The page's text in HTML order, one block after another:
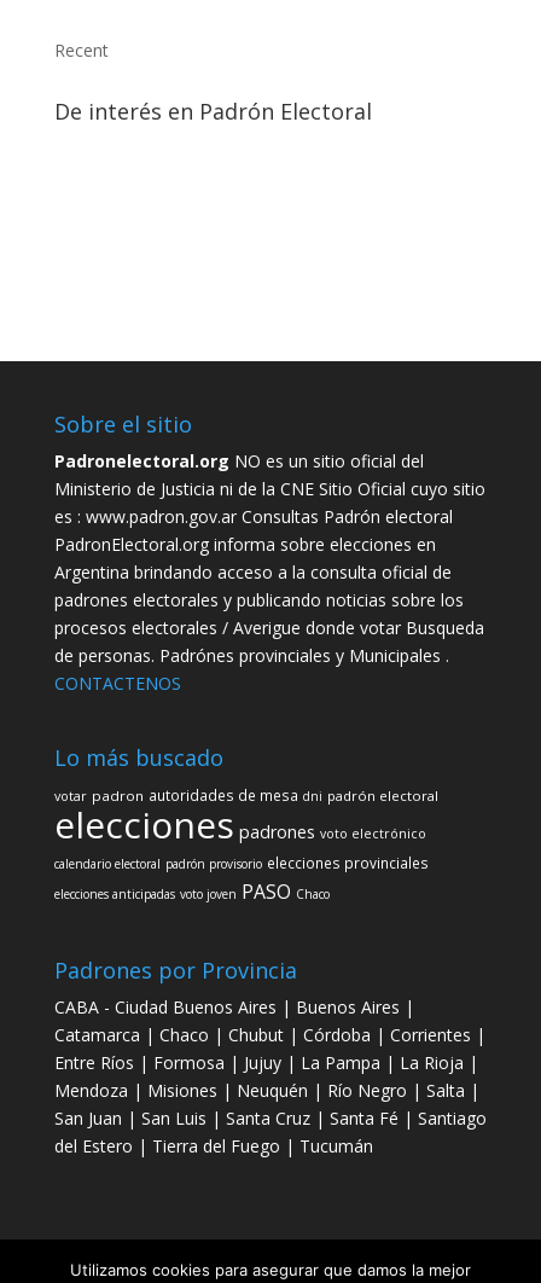
Recent
De interés en Padrón Electoral
Sobre el sitio
Padronelectoral.org NO es un sitio oficial del
Ministerio de Justicia ni de la CNE Sitio Oficial cuyo sitio
es : www.padron.gov.arConsultas Padrón electoral
PadronElectoral.org informa sobre elecciones en
Argentina brindando acceso a la consulta oficial de
padrones electorales y publicando noticias sobre los
procesos electorales / Averigue donde votar Busqueda
de personas. Padrónes provinciales y Municipales .
CONTACTENOS
Lo más buscado
votar padron autoridades de mesa dni padrón electoral
elecciones padrones voto electrónico
calendario electoral padrón provisorio elecciones provinciales
elecciones anticipadas voto joven PASO Chaco
Padrones por Provincia
CABA - Ciudad Buenos Aires | Buenos Aires |
Catamarca | Chaco | Chubut | Córdoba | Corrientes |
Entre Ríos | Formosa | Jujuy | La Pampa | La Rioja |
Mendoza | Misiones | Neuquén | Río Negro | Salta |
San Juan | San Luis | Santa Cruz | Santa Fé | Santiago
del Estero | Tierra del Fuego | Tucumán
Utilizamos cookies para asegurar que damos la mejor